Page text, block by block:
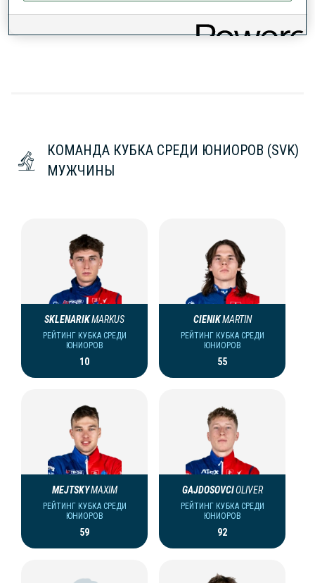
23/24 JC - 91 - 67 - -
КОМАНДА КУБКА СРЕДИ ЮНИОРОВ (SVK)
МУЖЧИНЫ
SKLENARIKMARKUS
РЕЙТИНГ КУБКА СРЕДИ
ЮНИОРОВ
10
CIENIKMARTIN
РЕЙТИНГ КУБКА СРЕДИ
ЮНИОРОВ
55
MEJTSKYMAXIM
РЕЙТИНГ КУБКА СРЕДИ
ЮНИОРОВ
59
GAJDOSOVCIOLIVER
РЕЙТИНГ КУБКА СРЕДИ
ЮНИОРОВ
92